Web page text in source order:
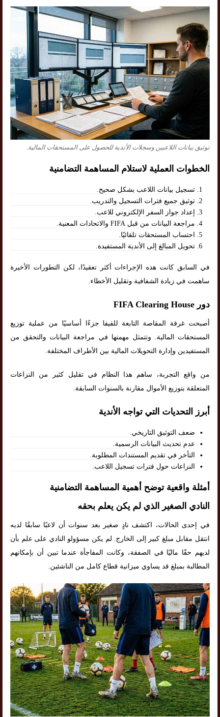
توثيق بيانات اللاعبين وسجلات الأندية للحصول على المستحقات المالية.
الخطوات العملية لاستلام المساهمة التضامنية
تسجيل بيانات اللاعب بشكل صحيح.
توثيق جميع فترات التسجيل والتدريب.
إعداد جواز السفر الإلكتروني للاعب.
مراجعة البيانات من قبل FIFA والاتحادات المعنية.
احتساب المستحقات تلقائيًا.
تحويل المبالغ إلى الأندية المستفيدة.
في السابق كانت هذه الإجراءات أكثر تعقيدًا، لكن التطورات الأخيرة
ساهمت في زيادة الشفافية وتقليل الأخطاء.
دور FIFA Clearing House
أصبحت غرفة المقاصة التابعة للفيفا جزءًا أساسيًا من عملية توزيع
المستحقات المالية. وتتمثل مهمتها في مراجعة البيانات والتحقق من
المستفيدين وإدارة التحويلات المالية بين الأطراف المختلفة.
من واقع التجربة، ساهم هذا النظام في تقليل كثير من النزاعات
المتعلقة بتوزيع الأموال مقارنة بالسنوات السابقة.
أبرز التحديات التي تواجه الأندية
ضعف التوثيق التاريخي.
عدم تحديث البيانات الرسمية.
التأخر في تقديم المستندات المطلوبة.
النزاعات حول فترات تسجيل اللاعب.
أمثلة واقعية توضح أهمية المساهمة التضامنية
النادي الصغير الذي لم يكن يعلم بحقه
في إحدى الحالات، اكتشف نادٍ صغير بعد سنوات أن لاعبًا سابقًا لديه
انتقل مقابل مبلغ كبير إلى الخارج. لم يكن مسؤولو النادي على علم بأن
لديهم حقًا ماليًا في الصفقة، وكانت المفاجأة عندما تبين أن بإمكانهم
المطالبة بمبلغ قد يساوي ميزانية قطاع كامل من الناشئين.